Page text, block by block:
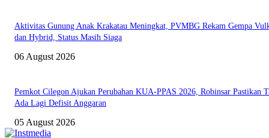
Aktivitas Gunung Anak Krakatau Meningkat, PVMBG Rekam Gempa
dan Hybrid, Status Masih Siaga
06 August 2026
Pemkot Cilegon Ajukan Perubahan KUA-PPAS 2026, Robinsar Pastikan
Ada Lagi Defisit Anggaran
05 August 2026